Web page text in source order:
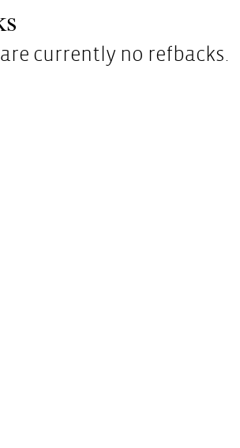
currently no refbacks.